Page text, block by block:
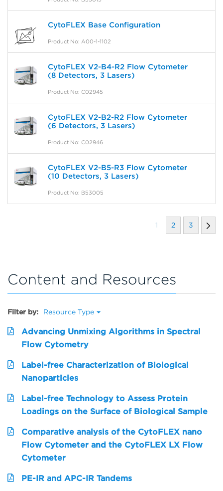
CytoFLEX Base Configuration
Product No: A00-1-1102
CytoFLEX V2-B4-R2 Flow Cytometer
(8 Detectors, 3 Lasers)
Product No: C02945
CytoFLEX V2-B2-R2 Flow Cytometer
(6 Detectors, 3 Lasers)
Product No: C02946
CytoFLEX V2-B5-R3 Flow Cytometer
(10 Detectors, 3 Lasers)
Product No: B53005
1 2 3
Content and Resources
Filter by: Resource Type
Advancing Unmixing Algorithms in Spectral
Flow Cytometry
Label-free Characterization of Biological
Nanoparticles
Label-free Technology to Assess Protein
Loadings on the Surface of Biological Sample
Comparative analysis of the CytoFLEX nano
Flow Cytometer and the CytoFLEX LX Flow
Cytometer
PE-IR and APC-IR Tandems